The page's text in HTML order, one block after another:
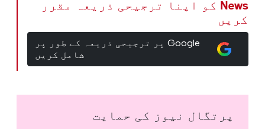
News کو اپنا ترجیحی ذریعہ مقرر
کریں
Google پر ترجیحی ذریعہ کے طور پر
شامل کریں
پرتگال نیوز کی حمایت